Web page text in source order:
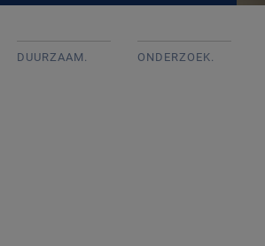
DUURZAAM. ONDERZOEK.